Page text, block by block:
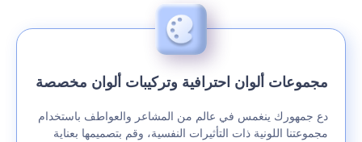
مجموعات ألوان احترافية وتركيبات ألوان مخصصة
دع جمهورك ينغمس في عالم من المشاعر والعواطف باستخدام
مجموعتنا اللونية ذات التأثيرات النفسية، وقم بتصميمها بعناية